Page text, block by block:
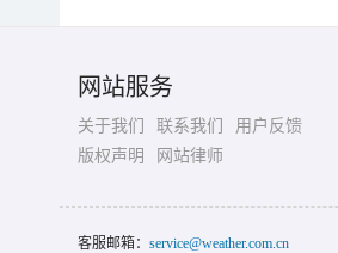
网站服务
关于我们 联系我们
用户反馈
版权声明
网站律师
客服邮箱： service@weather.com.cn